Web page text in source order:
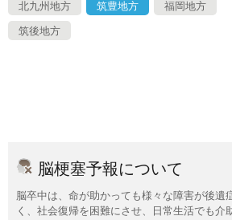
北九州地方 筑豊地方 福岡地方
筑後地方
脳梗塞予報について
脳卒中は、命が助かっても様々な障害が後遺
く、社会復帰を困難にさせ、日常生活でも介